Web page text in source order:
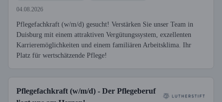
04.08.2026
Pflegefachkraft (w/m/d) gesucht! Verstärken Sie unser Team in
Duisburg mit einem attraktiven Vergütungssystem, exzellenten
Karrieremöglichkeiten und einem familiären Arbeitsklima. Ihr
Platz für wertschätzende Pflege!
Pflegefachkraft (w/m/d) - Der Pflegeberuf